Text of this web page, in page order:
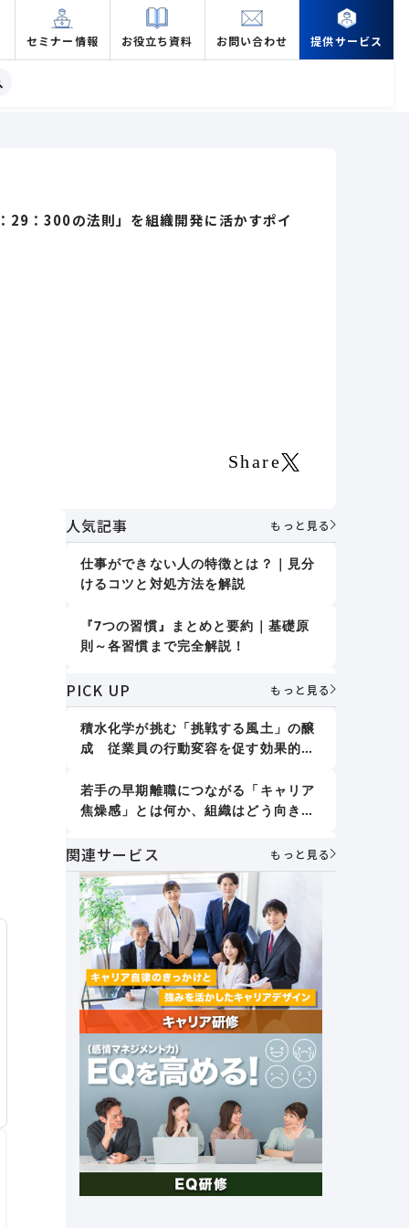
セミナー情報 お役立ち資料 お問い合わせ 提供サービス
29：300の法則」を組織開発に活かすポイ
Share
人気記事 もっと見る
仕事ができない人の特徴とは？｜見分
けるコツと対処方法を解説
『7つの習慣』まとめと要約｜基礎原
則～各習慣まで完全解説！
誤りを指摘しない｜デール・カーネギ
ー『人を動かす』
人格形成に影響する7つの要素｜「大
紹介
新人教育における効果的な仕事の教え
PICK UP もっと見る
積水化学が挑む「挑戦する風土」の醸
成 従業員の行動変容を促す効果的な
若手の早期離職につながる「キャリア
焦燥感」とは何か、組織はどう向き合
AIメンター×1on1で実現する次世代マ
ネジメント～「個性を活かし合う」組
織づくりの実践～
社員が自ら考え、動く力を育む。人財
マネジメント制度で実現する主体的な
キャリア形成とエンゲージメント向上
｜アフラック・伊藤氏
セルフキャリアドックとは？必要性や
メリット、具体的な導入手順や企業事
例を紹介
社外キャリア相談窓口の必要性と法人
&個人向けキャリア相談サービスを紹
介
これからの時代に 求められる組織の
あり方とは？～「管理統制」から「価
値共創」のマネジメントへ～
創業26年で売上高1兆円達成。未来の
成長を支える女性活躍とその挑戦｜オ
関連サービス もっと見る